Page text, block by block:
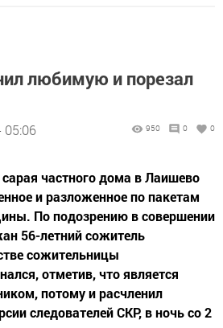
любимую и порезал
05:06 950 0 0
частного дома в Лаишево
и разложенное по пакетам
По подозрению в совершении
56-летний сожитель
сожительницы
отметив, что является
потому и расчленил
следователей СКР, в ночь со 2